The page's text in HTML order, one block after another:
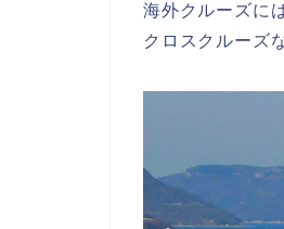
海外クルーズに
クロスクルーズ